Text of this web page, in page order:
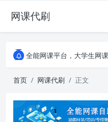
网课代刷
AI论文写作平台，根据真
全能网课平台，大学生网课、成教、
全能网课平台，大学生网课、成教、
首页 网课代刷 正文